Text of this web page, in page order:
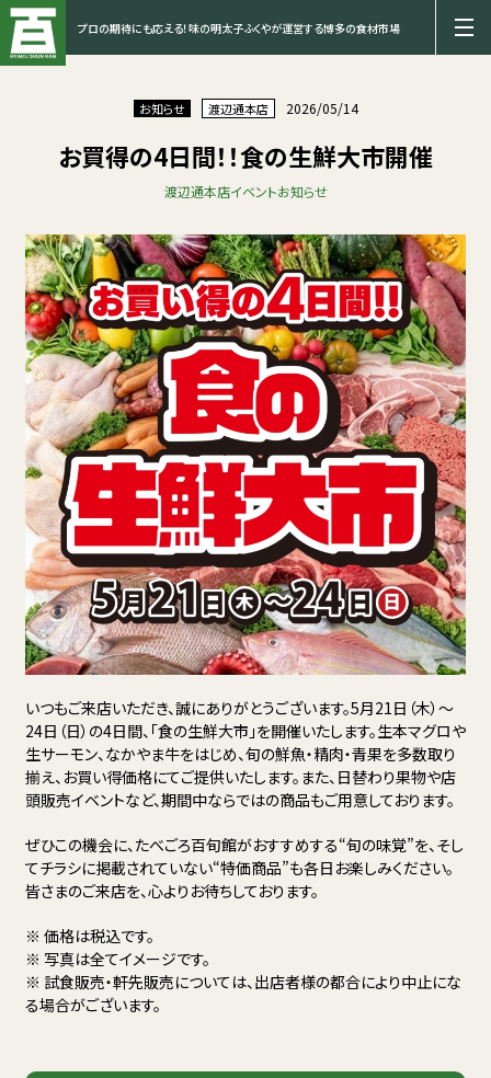
プロの期待にも応える！味の明太子ふくやが運営する博多の食材市場
お知らせ 渡辺通本店 2026/05/14
お買得の4日間！！食の生鮮大市開催
渡辺通本店イベントお知らせ
いつもご来店いただき、誠にありがとうございます。5月21日（木）〜
24日（日）の4日間、「食の生鮮大市」を開催いたします。生本マグロや
生サーモン、なかやま牛をはじめ、旬の鮮魚・精肉・青果を多数取り
揃え、お買い得価格にてご提供いたします。また、日替わり果物や店
頭販売イベントなど、期間中ならではの商品もご用意しております。
ぜひこの機会に、たべごろ百旬館がおすすめする“旬の味覚”を、そし
てチラシに掲載されていない“特価商品”も各日お楽しみください。
皆さまのご来店を、心よりお待ちしております。
※ 価格は税込です。
※ 写真は全てイメージです。
※ 試食販売・軒先販売については、出店者様の都合により中止にな
る場合がございます。